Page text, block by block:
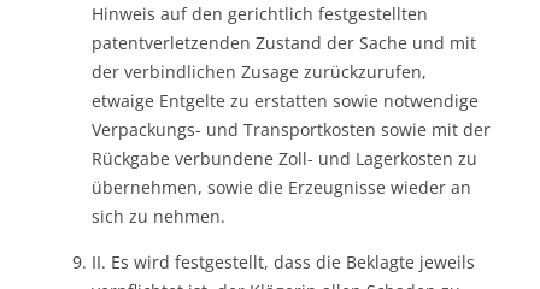
Hinweis auf den gerichtlich festgestellten
patentverletzenden Zustand der Sache und mit
der verbindlichen Zusage zurückzurufen,
etwaige Entgelte zu erstatten sowie notwendige
Verpackungs- und Transportkosten sowie mit der
Rückgabe verbundene Zoll- und Lagerkosten zu
übernehmen, sowie die Erzeugnisse wieder an
sich zu nehmen.
II. Es wird festgestellt, dass die Beklagte jeweils